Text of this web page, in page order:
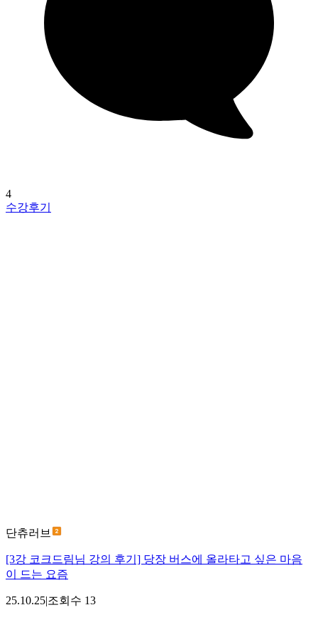
4
수강후기
단츄러브
[3강 코크드림님 강의 후기] 당장 버스에 올라타고 싶은 마음
이 드는 요즘
25.10.25|조회수 13